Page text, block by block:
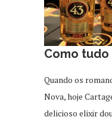
Como
Quando os
Nova, hoje
delicioso elixir